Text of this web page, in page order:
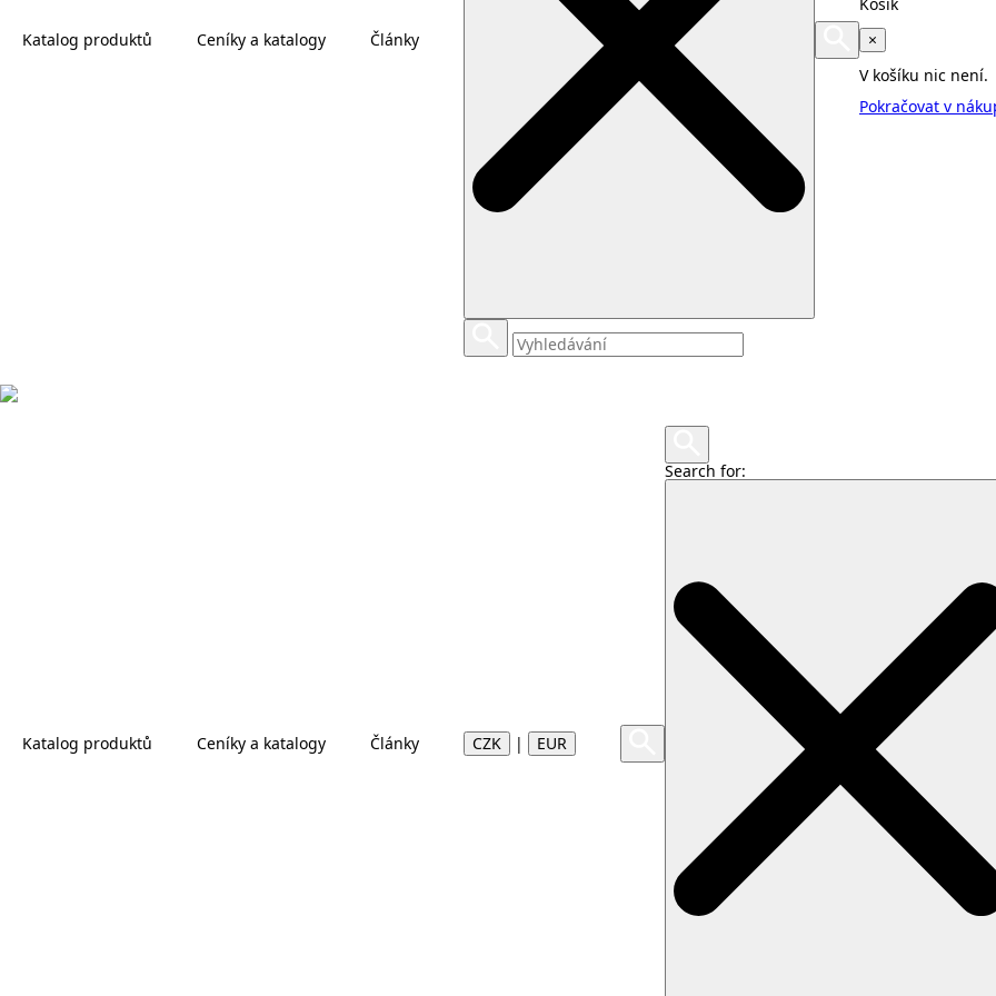
Katalog produktů Ceníky a katalogy Články
×
V košíku nic není.
Pokračovat v
Katalog produktů Ceníky a katalogy Články CZK | EUR
Search for: